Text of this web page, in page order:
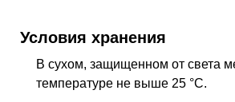
Условия хранения
В сухом, защищенном от света
температуре не выше 25 °C.